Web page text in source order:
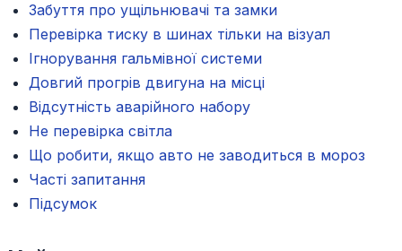
Забуття про ущільнювачі та замки
Перевірка тиску в шинах тільки на візуал
Ігнорування гальмівної системи
Довгий прогрів двигуна на місці
Відсутність аварійного набору
Не перевірка світла
Що робити, якщо авто не заводиться в мороз
Часті запитання
Підсумок